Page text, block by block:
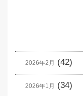
2026年2月 (42)
2026年1月 (34)